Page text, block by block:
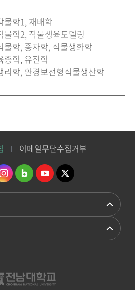
물학1, 재배학
물학2, 작물생육모델링
물학, 종자학, 식물생화학
종학, 유전학
리학, 환경보전형식물생산학
이메일무단수집거부